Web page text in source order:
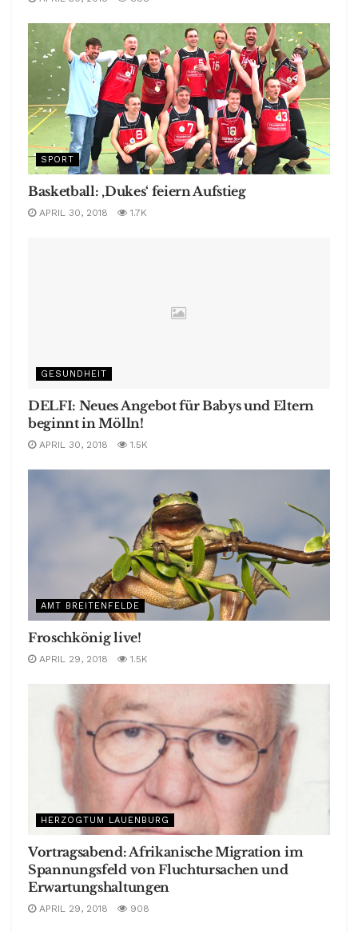
SPORT
Basketball: ‚Dukes‘ feiern Aufstieg
APRIL 30, 2018 1.7K
GESUNDHEIT
DELFI: Neues Angebot für Babys und Eltern
beginnt in Mölln!
APRIL 30, 2018 1.5K
AMT BREITENFELDE
Froschkönig live!
APRIL 29, 2018 1.5K
HERZOGTUM LAUENBURG
Vortragsabend: Afrikanische Migration im
Spannungsfeld von Fluchtursachen und
Erwartungshaltungen
APRIL 29, 2018 908